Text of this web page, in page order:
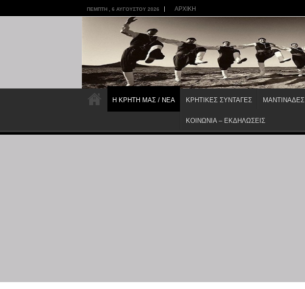
ΠΈΜΠΤΗ , 6 ΑΥΓΟΎΣΤΟΥ 2026 ΑΡΧΙΚΗ
Η ΚΡΗΤΗ ΜΑΣ / ΝΕΑ ΚΡΗΤΙΚΕΣ ΣΥΝΤΑΓΕΣ ΜΑΝΤΙΝΑΔΕΣ
ΚΟΙΝΩΝΙΑ – ΕΚΔΗΛΩΣΕΙΣ